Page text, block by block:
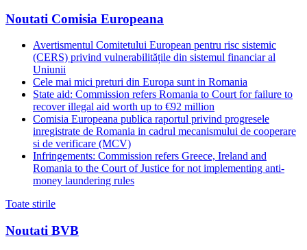
Noutati Comisia Europeana
Avertismentul Comitetului European pentru risc sistemic
(CERS) privind vulnerabilitățile din sistemul financiar al
Uniunii
Cele mai mici preturi din Europa sunt in Romania
State aid: Commission refers Romania to Court for failure to
recover illegal aid worth up to €92 million
Comisia Europeana publica raportul privind progresele
inregistrate de Romania in cadrul mecanismului de cooperare
si de verificare (MCV)
Infringements: Commission refers Greece, Ireland and
Romania to the Court of Justice for not implementing anti-
money laundering rules
Toate stirile
Noutati BVB